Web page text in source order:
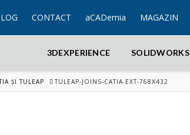
CONTACT aCADemia MAGAZIN
3DEXPERIENCE SOLIDWORKS
ȘI TULEAP TULEAP-JOINS-CATIA-EXT-768X432